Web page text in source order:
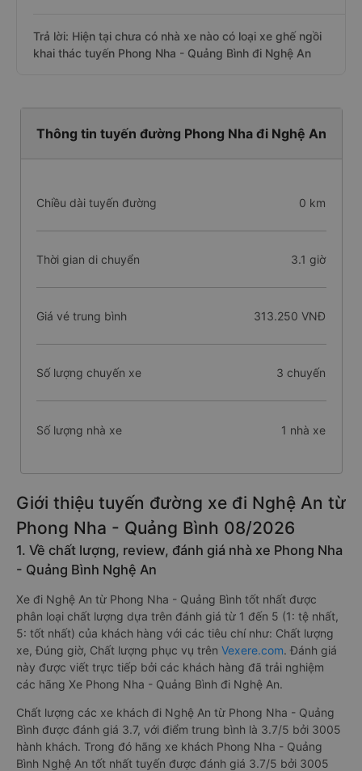
Trả lời: Hiện tại chưa có nhà xe nào có loại xe ghế ngồi
khai thác tuyến Phong Nha - Quảng Bình đi Nghệ An
Thông tin tuyến đường Phong Nha đi Nghệ An
Chiều dài tuyến đường 0 km
Thời gian di chuyển 3.1 giờ
Giá vé trung bình 313.250 VNĐ
Số lượng chuyến xe 3 chuyến
Số lượng nhà xe 1 nhà xe
Giới thiệu tuyến đường xe đi Nghệ An từ
Phong Nha - Quảng Bình 08/2026
1. Về chất lượng, review, đánh giá nhà xe Phong Nha
- Quảng Bình Nghệ An
Xe đi Nghệ An từ Phong Nha - Quảng Bình tốt nhất được
phân loại chất lượng dựa trên đánh giá từ 1 đến 5 (1: tệ nhất,
5: tốt nhất) của khách hàng với các tiêu chí như: Chất lượng
xe, Đúng giờ, Chất lượng phục vụ trên Vexere.com. Đánh giá
này được viết trực tiếp bởi các khách hàng đã trải nghiệm
các hãng Xe Phong Nha - Quảng Bình đi Nghệ An.
Chất lượng các xe khách đi Nghệ An từ Phong Nha - Quảng
Bình được đánh giá 3.7, với điểm trung bình là 3.7/5 bởi 3005
hành khách. Trong đó hãng xe khách Phong Nha - Quảng
Bình Nghệ An tốt nhất tuyến được đánh giá 3.7/5 bởi 3005